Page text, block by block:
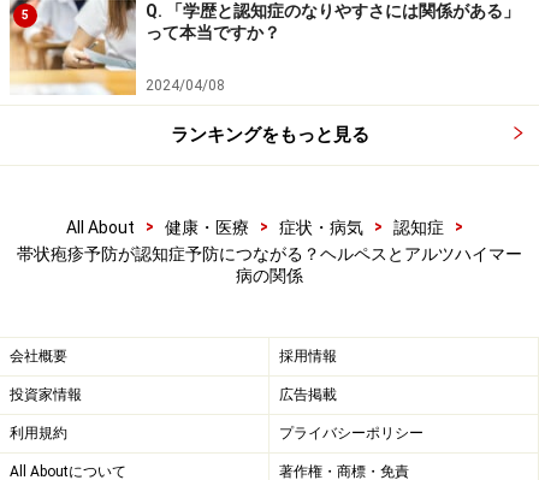
帯状疱疹予防ワクチンで、アルツハイマー
のリスクが下げられる可能性も
まだまだ十分な証拠がそろったとはいえない段階です
が、ヘルペスウイルスとアルツハイマー病には、深いつ
ています。帯状疱疹もヘルペスウイルス感染の一種です
から、アルツハイマー病との関係がある可能性は十分あ
のリスクが上昇するという解析結果も報告されていま
す。
早めの感染症対策が、将来の認知症リスクを下げること
5
Q. 「学歴と認知症のなりやすさには関係がある」
って本当ですか？
2024/04/08
ランキングをもっと見る
All About > 健康・医療 > 症状・病気 > 認知症
>
帯状疱疹予防が認知症予防につながる？ヘルペスとアルツハイマー
病の関係
会社概要 採用情報
投資家情報 広告掲載
利用規約 プライバシーポリシー
All Aboutについて 著作権・商標・免責